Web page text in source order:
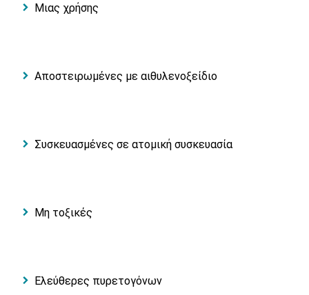
Μιας χρήσης
Αποστειρωμένες με αιθυλενοξείδιο
Συσκευασμένες σε ατομική συσκευασία
Μη τοξικές
Ελεύθερες πυρετογόνων